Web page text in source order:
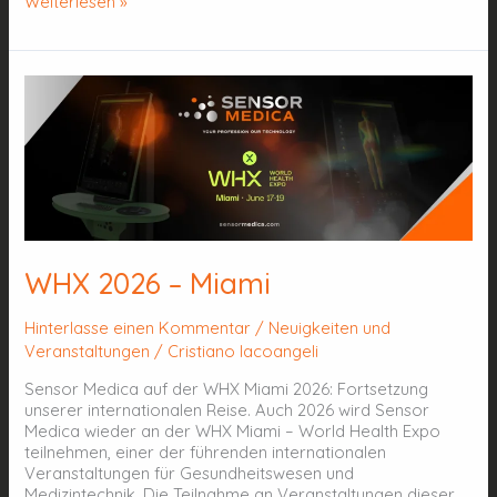
WHX 2026 – Miami
Hinterlasse einen Kommentar / Neuigkeiten und
Veranstaltungen / Cristiano Iacoangeli
Sensor Medica auf der WHX Miami 2026: Fortsetzung
unserer internationalen Reise. Auch 2026 wird Sensor
Medica wieder an der WHX Miami – World Health Expo
teilnehmen, einer der führenden internationalen
Veranstaltungen für Gesundheitswesen und
2026
Miami